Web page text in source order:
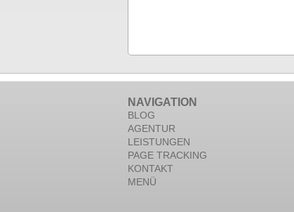
NAVIGATION
BLOG
AGENTUR
LEISTUNGEN
PAGE TRACKING
KONTAKT
MENÜ